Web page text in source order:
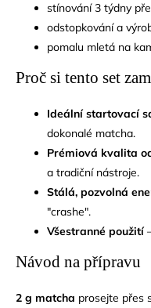
stínování 3 týdny
odstopkování a
pomalu mletá na
Proč si tento set
Ideální startovací
dokonalé matcha.
Prémiová kvalita
a tradiční nástroje.
Stálá, pozvolná
"crashe".
Všestranné použití
Návod na přípravu
2 g matcha prosejte přes